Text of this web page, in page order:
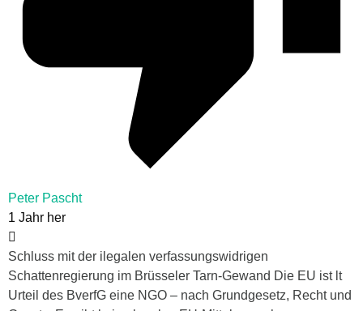
Peter Pascht
1 Jahr her
Schluss mit der ilegalen verfassungswidrigen
Schattenregierung im Brüsseler Tarn-Gewand Die EU ist lt
Urteil des BverfG eine NGO – nach Grundgesetz, Recht und